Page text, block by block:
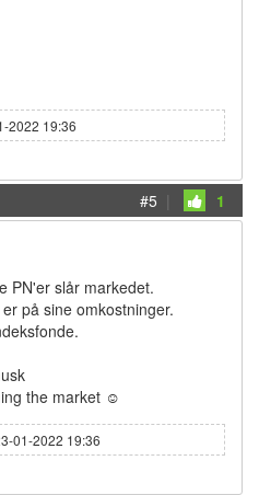
2022 19:36
#5 | 1
PN'er slår markedet.
på sine omkostninger.
the market ☺️
01-2022 19:36